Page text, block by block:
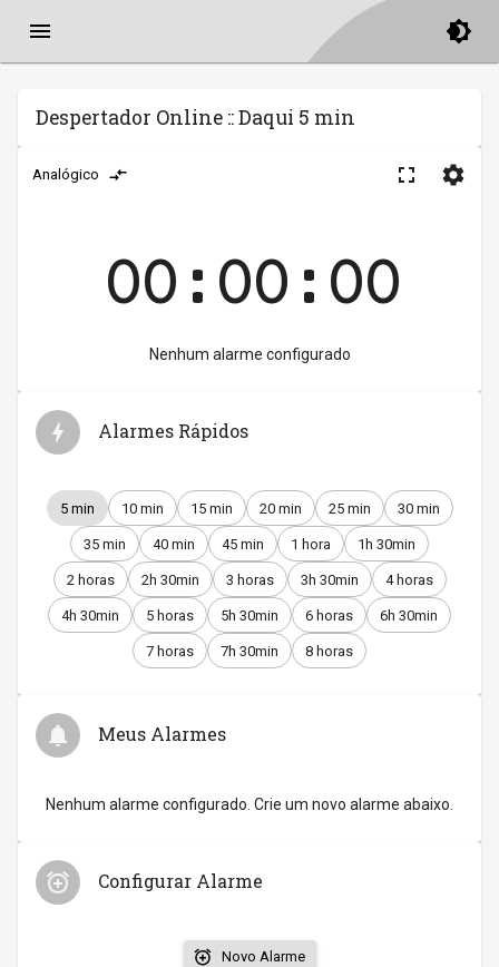
Despertador Online :: Daqui 5 min
Analógico
00:00:00
Nenhum alarme configurado
Alarmes Rápidos
5 min 10 min 15 min 20 min 25 min 30 min
35 min 40 min 45 min 1 hora 1h 30min
2 horas 2h 30min 3 horas 3h 30min 4 horas
4h 30min 5 horas 5h 30min 6 horas 6h 30min
7 horas 7h 30min 8 horas
Meus Alarmes
Nenhum alarme configurado. Crie um novo alarme abaixo.
Configurar Alarme
Novo Alarme